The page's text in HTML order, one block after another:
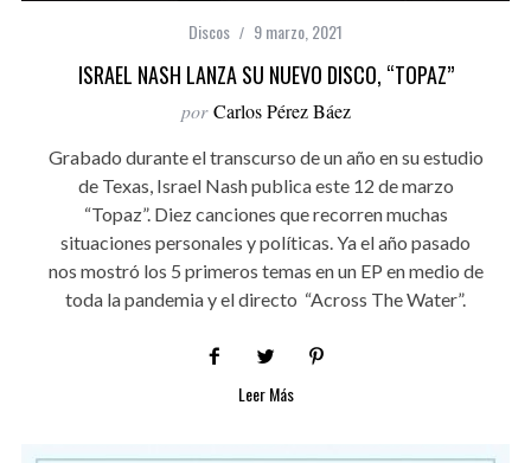
Discos 9 marzo, 2021
ISRAEL NASH LANZA SU NUEVO DISCO, “TOPAZ”
por Carlos Pérez Báez
Grabado durante el transcurso de un año en su estudio
de Texas, Israel Nash publica este 12 de marzo
“Topaz”. Diez canciones que recorren muchas
situaciones personales y políticas. Ya el año pasado
nos mostró los 5 primeros temas en un EP en medio de
toda la pandemia y el directo “Across The Water”.
Leer Más